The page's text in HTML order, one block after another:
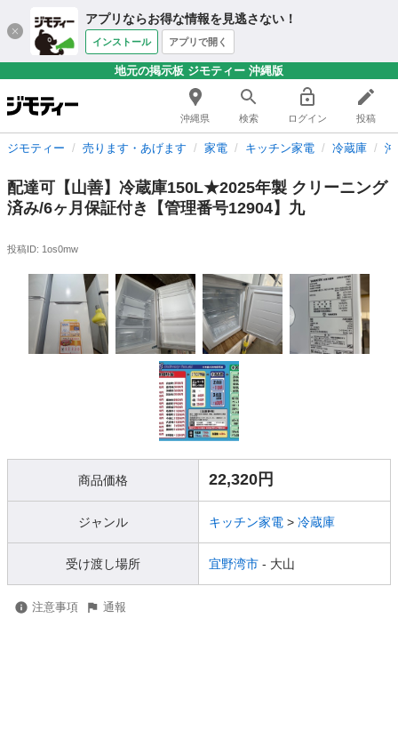
アプリならお得な情報を見逃さない！
インストール アプリで開く
地元の掲示板 ジモティー 沖縄版
沖縄県 検索 ログイン 投稿
ジモティー 売ります・あげます 家電 キッチン家電 冷蔵庫
配達可【山善】冷蔵庫150L★2025年製 クリーニング
済み/6ヶ月保証付き【管理番号12904】九
投稿ID: 1os0mw
商品価格 22,320円
ジャンル キッチン家電 > 冷蔵庫
受け渡し場所 宜野湾市 - 大山
注意事項 通報